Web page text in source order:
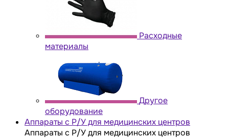
Расходные
материалы
Другое
оборудование
Аппараты с Р/У для медицинских центров
Аппараты с Р/У для медицинских центров